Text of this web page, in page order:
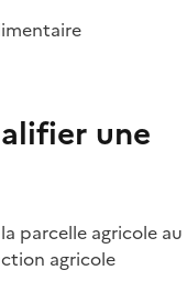
une
parcelle agricole au
agricole